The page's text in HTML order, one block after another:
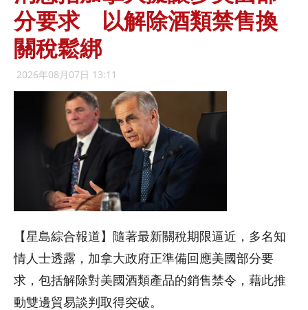
分要求 以解除酒類禁售換
關稅鬆綁
2026年08月07日 13:11
【星島綜合報道】隨著最新關稅期限逼近，多名知
情人士透露，加拿大政府正準備回應美國部分要
求，包括解除對美國酒類產品的銷售禁令，藉此推
動雙邊貿易談判取得突破。